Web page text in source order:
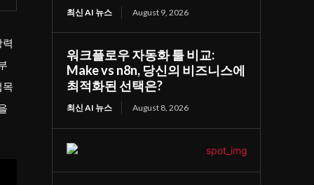
최신 AI 뉴스 August 9, 2026
워크플로우 자동화 툴 비교:
Make vs n8n, 당신의 비즈니스에
최적화된 선택은?
최신 AI 뉴스 August 8, 2026